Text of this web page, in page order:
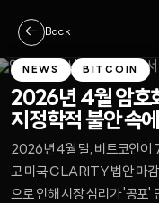
← Back
NEWS BITCOIN
2026년 4월 암호
지정학적 불안 속
2026년 4월 말, 비트코인이
고 미국 CLARITY 법안 마감
으로 인해 시장 심리가 '공포'